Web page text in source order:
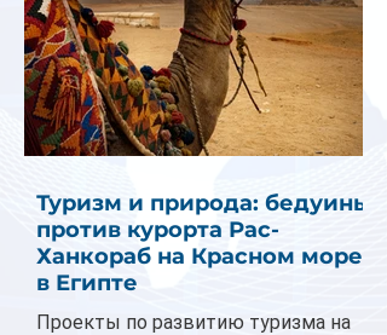
Туризм и природа: бедуины
против курорта Рас-
Ханкораб на Красном море
в Египте
Проекты по развитию туризма на